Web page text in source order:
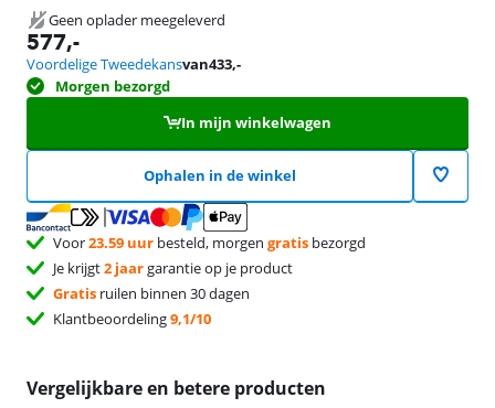
Geen oplader meegeleverd
577,-
Voordelige Tweedekansvan433,-
Morgen bezorgd
In mijn winkelwagen
Ophalen in de winkel
Voor23.59 uur besteld, morgen gratis bezorgd
Je krijgt2 jaargarantie op je product
Gratis ruilen binnen 30 dagen
Klantbeoordeling9,1/10
Vergelijkbare en betere producten